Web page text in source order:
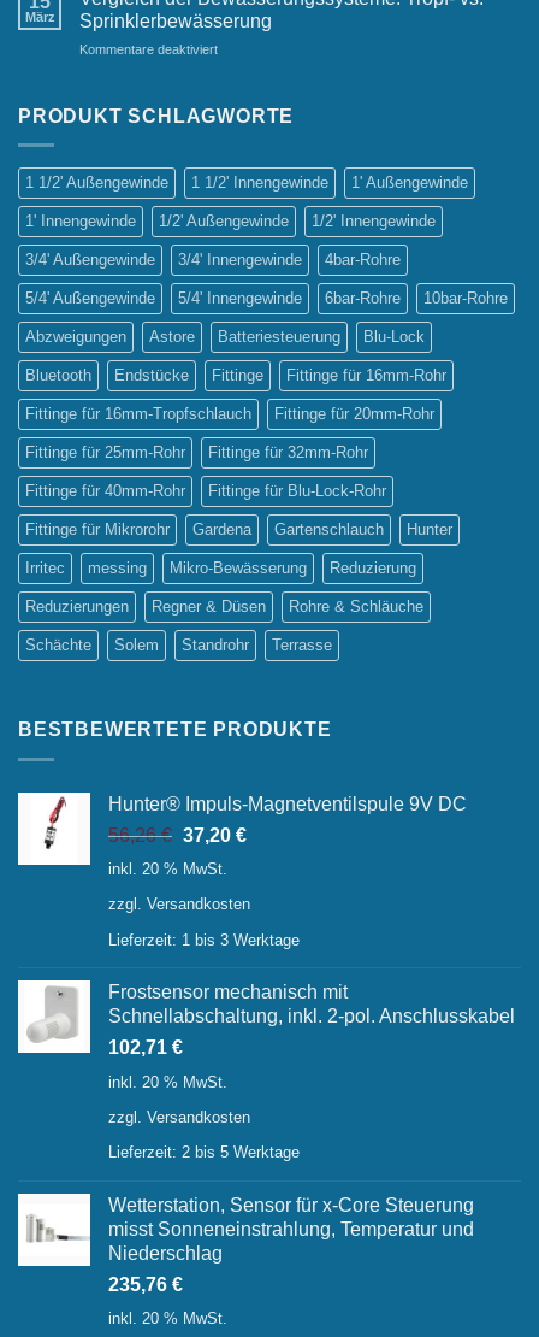
Gastgarten
automatischer
Bewässerungssysteme
März
Sprinklerbewässerung
Kommentare deaktiviertfür
Bewässerungssysteme:
Sprinklerbewässerung
PRODUKT SCHLAGWORTE
1 1/2' Außengewinde 1 1/2' Innengewinde 1' Außengewinde
1' Innengewinde 1/2' Außengewinde 1/2' Innengewinde
3/4' Außengewinde 3/4' Innengewinde 4bar-Rohre
5/4' Außengewinde 5/4' Innengewinde 6bar-Rohre 10bar-Rohre
Abzweigungen Astore Batteriesteuerung Blu-Lock
Bluetooth Endstücke Fittinge Fittinge für 16mm-Rohr
Fittinge für 16mm-Tropfschlauch Fittinge für 20mm-Rohr
Fittinge für 25mm-Rohr Fittinge für 32mm-Rohr
Fittinge für 40mm-Rohr Fittinge für Blu-Lock-Rohr
Fittinge für Mikrorohr Gardena Gartenschlauch Hunter
Irritec messing Mikro-Bewässerung Reduzierung
Reduzierungen Regner & Düsen Rohre & Schläuche
Schächte Solem Standrohr Terrasse
BESTBEWERTETE PRODUKTE
Hunter® Impuls-Magnetventilspule 9V DC
56,26€ Ursprünglicher
Preis
56,26 €
37,20 €Aktueller
37,20 €.
inkl. 20 % MwSt.
zzgl. Versandkosten
Lieferzeit: 1 bis 3 Werktage
Frostsensor mechanisch mit
Schnellabschaltung, inkl. 2-pol. Anschlusskabel
102,71 €
inkl. 20 % MwSt.
zzgl. Versandkosten
Lieferzeit: 2 bis 5 Werktage
Wetterstation, Sensor für x-Core Steuerung
misst Sonneneinstrahlung, Temperatur und
Niederschlag
235,76 €
inkl. 20 % MwSt.